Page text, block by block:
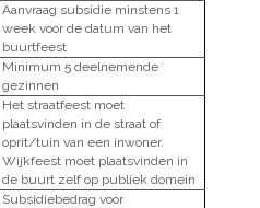
Aanvraag subsidie minstens 1
week voor de datum van het
buurtfeest
Minimum 5 deelnemende
gezinnen
Het straatfeest moet
plaatsvinden in de straat of
oprit/tuin van een inwoner.
Wijkfeest moet plaatsvinden in
de buurt zelf op publiek domein
Subsidiebedrag voor